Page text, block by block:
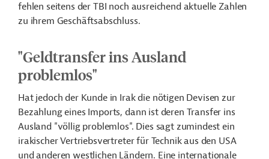
fehlen seitens der TBI noch ausreichend aktuelle Zahlen
zu ihrem Geschäftsabschluss.
"Geldtransfer ins Ausland
problemlos"
Hat jedoch der Kunde in Irak die nötigen Devisen zur
Bezahlung eines Imports, dann ist deren Transfer ins
Ausland "völlig problemlos". Dies sagt zumindest ein
irakischer Vertriebsvertreter für Technik aus den USA
und anderen westlichen Ländern. Eine internationale